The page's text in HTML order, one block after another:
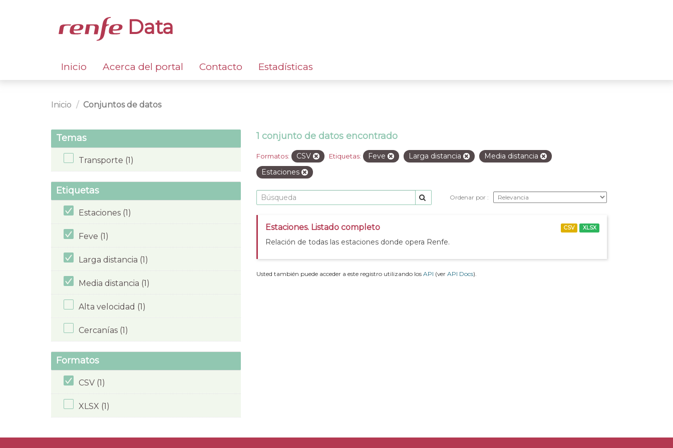
Data
Inicio Acerca del portal Contacto Estadísticas
Inicio Conjuntos de datos
Temas
Transporte (1)
Etiquetas
Estaciones (1)
Feve (1)
Larga distancia (1)
Media distancia (1)
Alta velocidad (1)
Cercanías (1)
Formatos
CSV (1)
XLSX (1)
1 conjunto de datos encontrado
Formatos: CSV Etiquetas: Feve Larga distancia
Media distancia
Estaciones
Ordenar por
Estaciones. Listado completo
Relación de todas las estaciones donde opera Renfe.
CSV XLSX
Usted también puede acceder a este registro utilizando los API (ver API Docs).